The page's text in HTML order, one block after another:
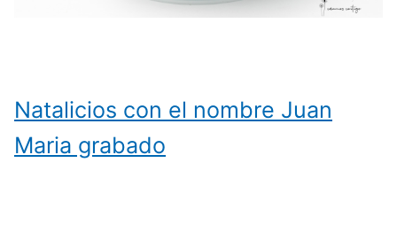
Natalicios con el nombre Juan
Maria grabado